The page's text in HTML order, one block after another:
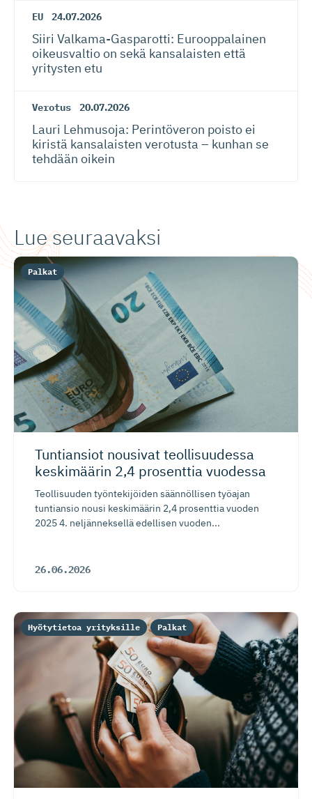
EU 24.07.2026
Siiri Valkama-Gas­pa­rotti: Eurooppalainen
oikeusvaltio on sekä kansalaisten että
yritysten etu
Verotus 20.07.2026
Lauri Lehmusoja: Perintöveron poisto ei
kiristä kansalaisten verotusta – kunhan se
tehdään oikein
Lue seuraavaksi
Tuntiansiot nousivat teollisuudessa
keskimäärin 2,4 prosenttia vuodessa
Teollisuuden työntekijöiden säännöllisen työajan
tuntiansio nousi keskimäärin 2,4 prosenttia vuoden
2025 4. neljänneksellä edellisen vuoden...
26.06.2026
Palkat
Hyötytietoa yrityksille Palkat